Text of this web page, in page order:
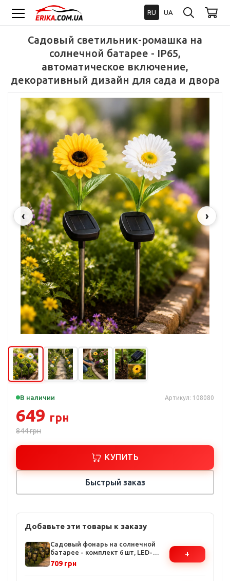
RU UA
Садовый светильник-ромашка на
солнечной батарее - IP65,
автоматическое включение,
декоративный дизайн для сада и двора
‹ ›
В наличии Артикул: 108080
649 грн
844грн
КУПИТЬ
Быстрый заказ
Добавьте эти товары к заказу
Садовый фонарь на солнечной
батарее - комплект 6 шт, LED-
теплый свет, IP44,
автоматическое включение
709 грн
+